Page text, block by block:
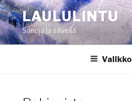
Siirry
sisältöönLAULULINTU
Sanoja ja säveliä
Valikko